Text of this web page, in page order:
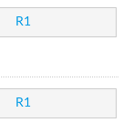
R1
R1